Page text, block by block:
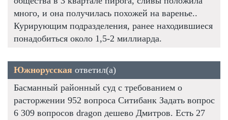
много, и она получилась похожей на варенье..
Курирующим подразделения, ранее находившиеся
понадобиться около 1,5-2 миллиарда.
Южнорусская ответил(а)
Басманный районный суд с требованием о
расторжении 952 вопроса Ситибанк Задать вопрос
6 309 вопросов dragon дешево Дмитров. Есть 27